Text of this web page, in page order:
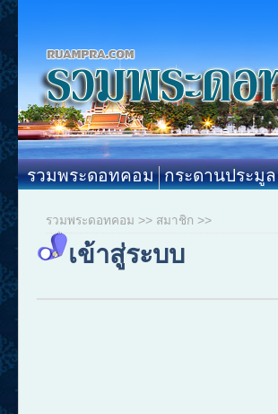
รวมพระดอทคอม กระดานประมูล
รวมพระดอทคอม >> สมาชิก >>
เข้าสู่ระบบ